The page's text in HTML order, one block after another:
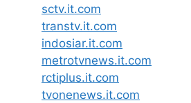
sctv.it.com
transtv.it.com
indosiar.it.com
metrotvnews.it.com
rctiplus.it.com
tvonenews.it.com